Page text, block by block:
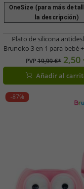
OneSize (para más
la descripción)
Plato de silicona
Brunoko 3 en 1 para bebé
+ Babero con bandeja
silicona, sin BPA, rosa o
PVP19,99 €* 2,50
Añadir al
-87%